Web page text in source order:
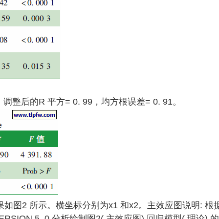
整后的R 平方= 0. 99，均方根误差= 0. 91。
图2 所示。横坐标分别为x1 和x2。主效应图说明: 根